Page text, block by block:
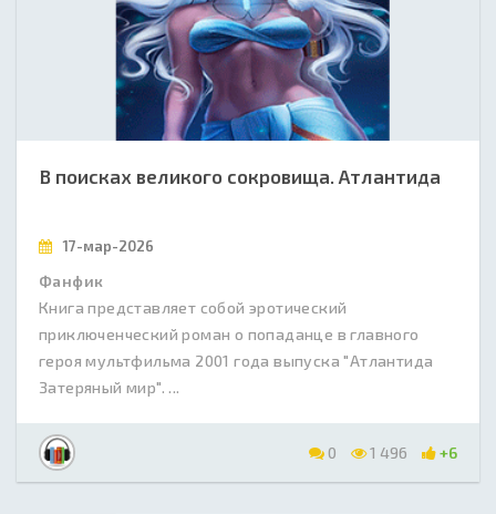
В поисках великого сокровища. Атлантида
17-мар-2026
Фанфик
Книга представляет собой эротический
приключенческий роман о попаданце в главного
героя мультфильма 2001 года выпуска "Атлантида
Затеряный мир". ...
0 1 496 +6